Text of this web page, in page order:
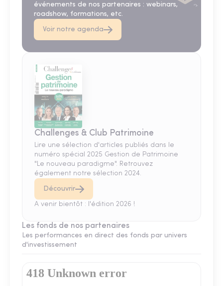
événements de nos partenaires : webinars,
roadshow, formations, etc.
Voir notre agenda
Challenges & Club Patrimoine
Lire une sélection d'articles publiés dans le
numéro spécial 2025 Gestion de Patrimoine
"Le nouveau paradigme". Retrouvez
également notre sélection 2024.
Découvrir
A venir bientôt : l'édition 2026 !
Les fonds de nos partenaires
Les performances en direct des fonds par univers
d'investissement